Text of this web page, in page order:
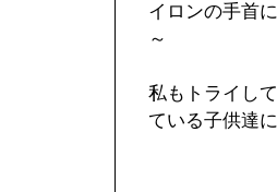
イロンの手首
～
私もトライし
ている子供達